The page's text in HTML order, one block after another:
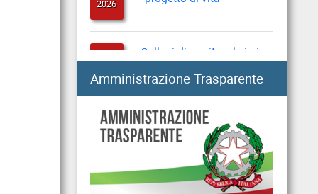
07
2026
rinnovi per l’anno
accademico...
06
2026
Long Term Care e Home
Care Premium: le
graduatorie di...
Amministrazione Trasparente